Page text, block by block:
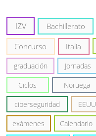
IZV Bachillerato
Concurso Italia
graduación Jornadas
Ciclos Noruega
ciberseguridad EEUU
exámenes Calendario